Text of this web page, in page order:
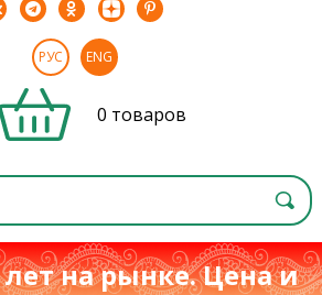
РУС ENG
0 товаров
на рынке. Цена и